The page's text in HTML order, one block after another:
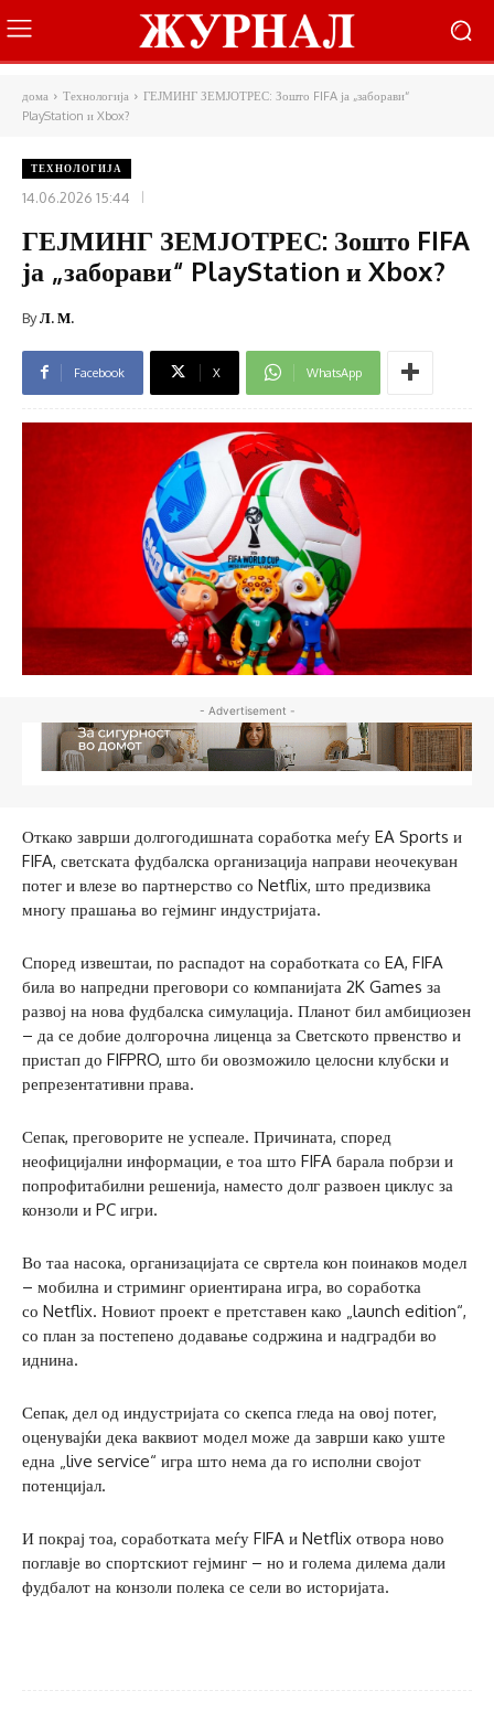
дома Технологија
ГЕЈМИНГ ЗЕМЈОТРЕС: Зошто FIFA ја „заборави“
PlayStation и Xbox?
ТЕХНОЛОГИЈА
14.06.2026 15:44
ГЕЈМИНГ ЗЕМЈОТРЕС: Зошто FIFA
ја „заборави“ PlayStation и Xbox?
ByЛ. М.
Facebook X WhatsApp
- Advertisement -
Откако заврши долгогодишната соработка меѓу EA Sports и
FIFA, светската фудбалска организација направи неочекуван
потег и влезе во партнерство со Netflix, што предизвика
многу прашања во гејминг индустријата.
Според извештаи, по распадот на соработката со EA, FIFA
била во напредни преговори со компанијата 2K Games за
развој на нова фудбалска симулација. Планот бил амбициозен
– да се добие долгорочна лиценца за Светското првенство и
пристап до FIFPRO, што би овозможило целосни клубски и
репрезентативни права.
Сепак, преговорите не успеале. Причината, според
неофицијални информации, е тоа што FIFA барала побрзи и
попрофитабилни решенија, наместо долг развоен циклус за
конзоли и PC игри.
Во таа насока, организацијата се свртела кон поинаков модел
– мобилна и стриминг ориентирана игра, во соработка
со Netflix. Новиот проект е претставен како „launch edition“,
со план за постепено додавање содржина и надградби во
иднина.
Сепак, дел од индустријата со скепса гледа на овој потег,
оценувајќи дека ваквиот модел може да заврши како уште
една „live service“ игра што нема да го исполни својот
потенцијал.
И покрај тоа, соработката меѓу FIFA и Netflix отвора ново
поглавје во спортскиот гејминг – но и голема дилема дали
фудбалот на конзоли полека се сели во историјата.